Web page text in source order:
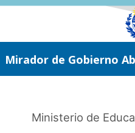
Saltar
Mirador de Gobierno
Ministerio de